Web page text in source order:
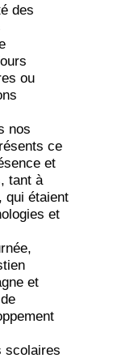
des
ou
nos
ce
et
tant à
qui étaient
et
et
scolaires